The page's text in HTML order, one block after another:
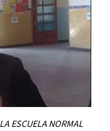
ESCUELA NORMAL